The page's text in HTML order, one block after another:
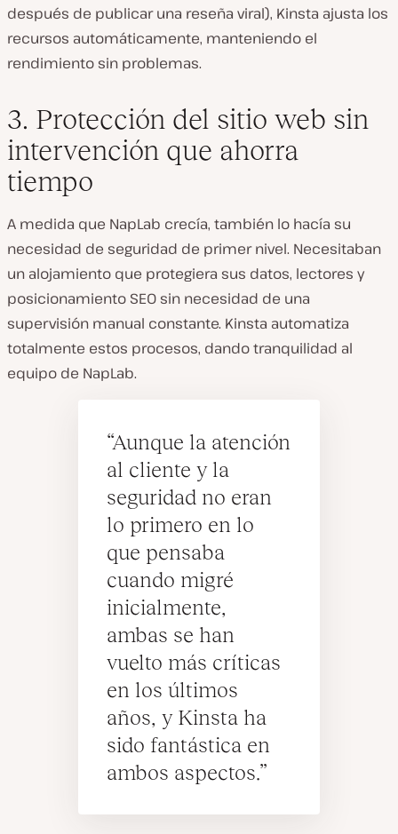
después de publicar una reseña viral), Kinsta ajusta los
recursos automáticamente, manteniendo el
rendimiento sin problemas.
3. Protección del sitio web sin
intervención que ahorra
tiempo
A medida que NapLab crecía, también lo hacía su
necesidad de seguridad de primer nivel. Necesitaban
un alojamiento que protegiera sus datos, lectores y
posicionamiento SEO sin necesidad de una
supervisión manual constante. Kinsta automatiza
totalmente estos procesos, dando tranquilidad al
equipo de NapLab.
Aunque la atención
al cliente y la
seguridad no eran
lo primero en lo
que pensaba
cuando migré
inicialmente,
ambas se han
vuelto más críticas
en los últimos
años, y Kinsta ha
sido fantástica en
ambos aspectos.